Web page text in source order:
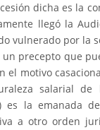
dicha es la
llegó la
vulnerado por la
precepto que
el motivo
salarial de
la emanada
a otro orden